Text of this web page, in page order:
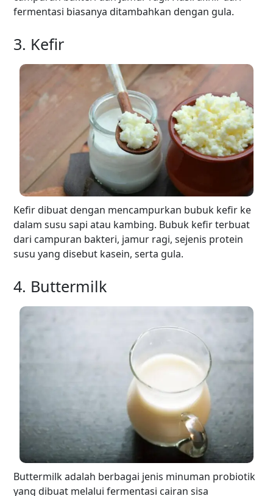
fermentasi biasanya ditambahkan dengan gula.
3. Kefir
Kefir dibuat dengan mencampurkan bubuk kefir ke
dalam susu sapi atau kambing. Bubuk kefir terbuat
dari campuran bakteri, jamur ragi, sejenis protein
susu yang disebut kasein, serta gula.
4. Buttermilk
Buttermilk adalah berbagai jenis minuman probiotik
yang dibuat melalui fermentasi cairan sisa